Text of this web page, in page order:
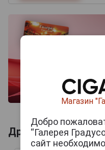
Другие продукты
Магазин
Добро
“Галерея
сайт